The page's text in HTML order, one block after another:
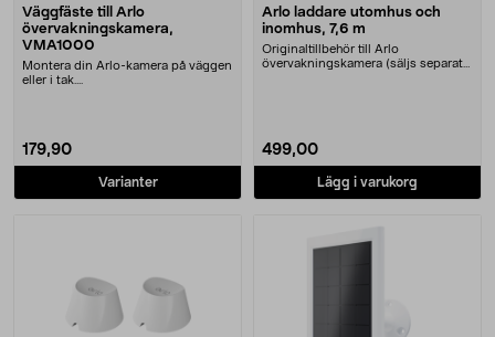
Väggfäste till Arlo
övervakningskamera,
VMA1000
Montera din Arlo-kamera på väggen
eller i tak....
179,90
Varianter
Arlo laddare utomhus och
inomhus, 7,6 m
Originaltillbehör till Arlo
övervakningskamera (säljs separat).
499,00
Lägg i varukorg